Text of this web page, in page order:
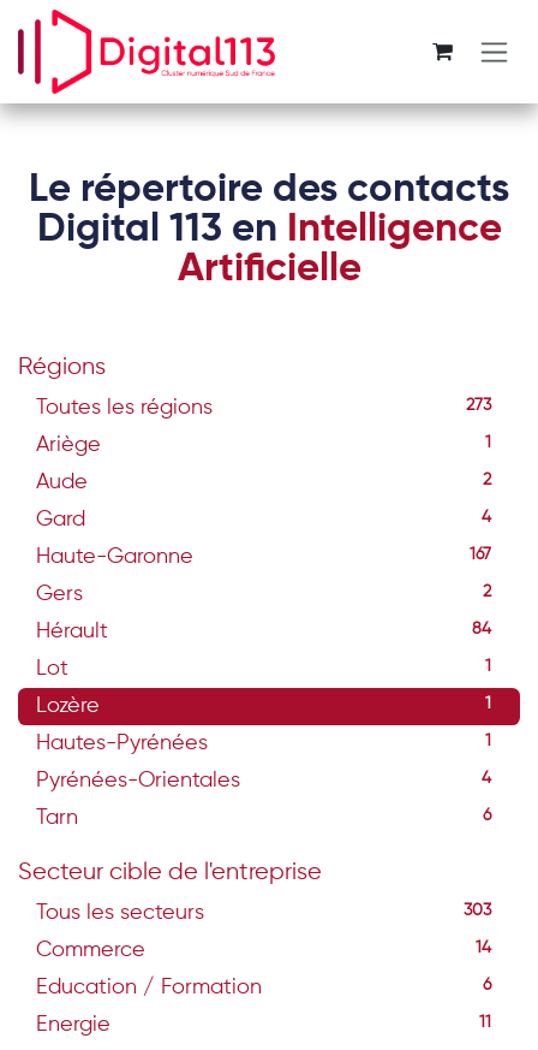
Se rendre au contenu
Le répertoire des contacts
Digital 113 en Intelligence
Artificielle
Régions
Toutes les régions 273
Ariège 1
Aude 2
Gard 4
Haute-Garonne 167
Gers 2
Hérault 84
Lot 1
Lozère 1
Hautes-Pyrénées 1
Pyrénées-Orientales 4
Tarn 6
Secteur cible de l'entreprise
Tous les secteurs 303
Commerce 14
Education / Formation 6
Energie 11